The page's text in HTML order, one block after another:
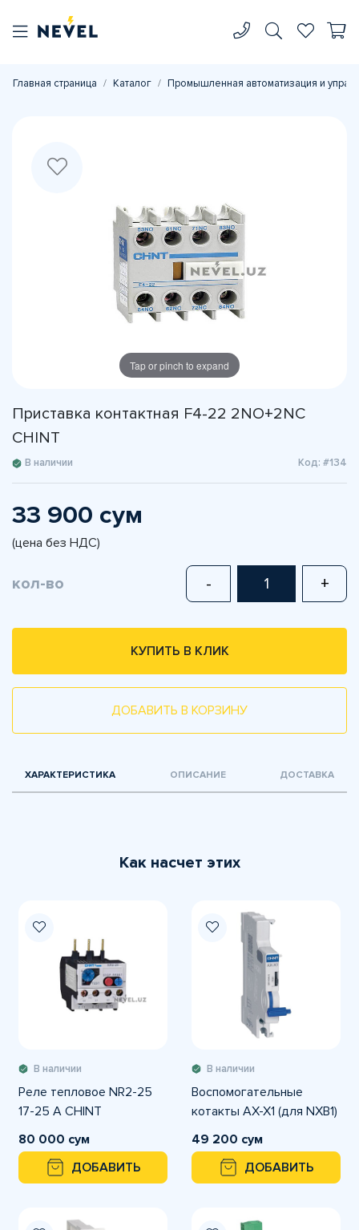
Главная страница Каталог Промышленная автоматизация и
Tap or pinch to expand
Приставка контактная F4-22 2NO+2NC
CHINT
В наличии Код: #134
33 900 сум
(цена без НДС)
кол-во - +
КУПИТЬ В КЛИК
ДОБАВИТЬ В КОРЗИНУ
ХАРАКТЕРИСТИКА ОПИСАНИЕ ДОСТАВКА
Как насчет этих
В наличии
Реле тепловое NR2-25
17-25 A CHINT
80 000 сум
ДОБАВИТЬ
В наличии
Воспомогательные
котакты AX-X1 (для NXB1)
49 200 сум
ДОБАВИТЬ